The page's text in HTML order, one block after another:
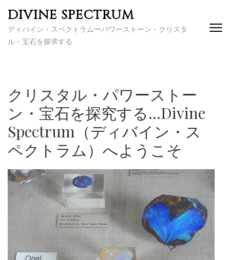
(Enter
DIVINE SPECTRUM
ディバイン・スペクトラムーパワーストーン・クリスタ
ル・宝石を探求する
クリスタル・パワーストー
ン・宝石を探究する…Divine
Spectrum（ディバイン・ス
ペクトラム）へようこそ